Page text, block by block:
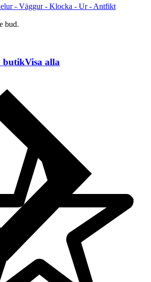
- Väggur - Klocka - Ur - Antfikt
bud.
butikVisa alla